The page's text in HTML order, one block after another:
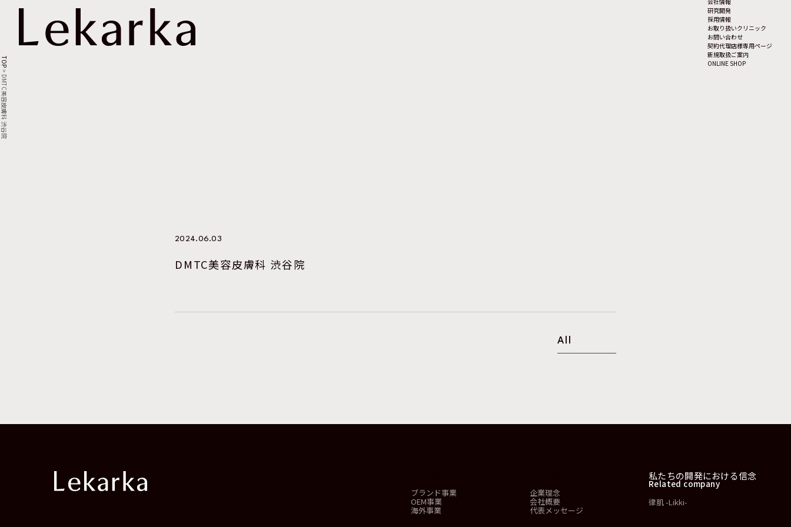
研究開発
採用情報
お取り扱いクリニック
お問い合わせ
契約代理店様専用ページ
新規取扱ご案内
ONLINE SHOP
TOP
>
DMTC美容皮膚科 渋谷院
2024.06.03
DMTC美容皮膚科 渋谷院
All
ブランド事業
OEM事業
海外事業
企業理念
会社概要
代表メッセージ
私たちの開発における信念
Related company
律肌 -Likki-